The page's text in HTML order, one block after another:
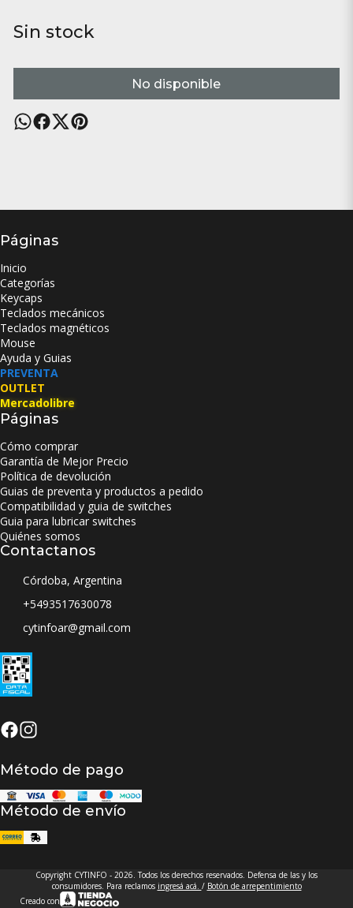
Sin stock
No disponible
Páginas
Inicio
Categorías
Keycaps
Teclados mecánicos
Teclados magnéticos
Mouse
Ayuda y Guias
PREVENTA
OUTLET
Mercadolibre
Páginas
Cómo comprar
Garantía de Mejor Precio
Política de devolución
Guias de preventa y productos a pedido
Compatibilidad y guia de switches
Guia para lubricar switches
Quiénes somos
Contactanos
Córdoba, Argentina
+5493517630078
cytinfoar@gmail.com
Método de pago
Método de envío
Copyright CYTINFO - 2026. Todos los derechos reservados. Defensa de las y los
consumidores. Para reclamos ingresá acá. / Botón de arrepentimiento
Creado con